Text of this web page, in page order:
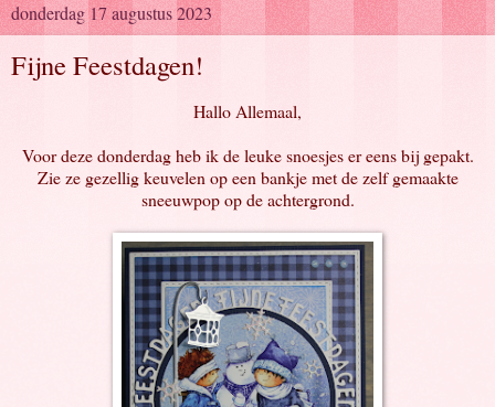
donderdag 17 augustus 2023
Fijne Feestdagen!
Hallo Allemaal,
Voor deze donderdag heb ik de leuke snoesjes er eens bij gepakt.
Zie ze gezellig keuvelen op een bankje met de zelf gemaakte
sneeuwpop op de achtergrond.